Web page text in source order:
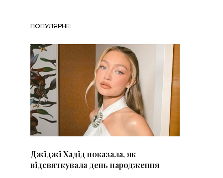
ПОПУЛЯРНЕ:
Джіджі Хадід показала, як
відсвяткувала день народження